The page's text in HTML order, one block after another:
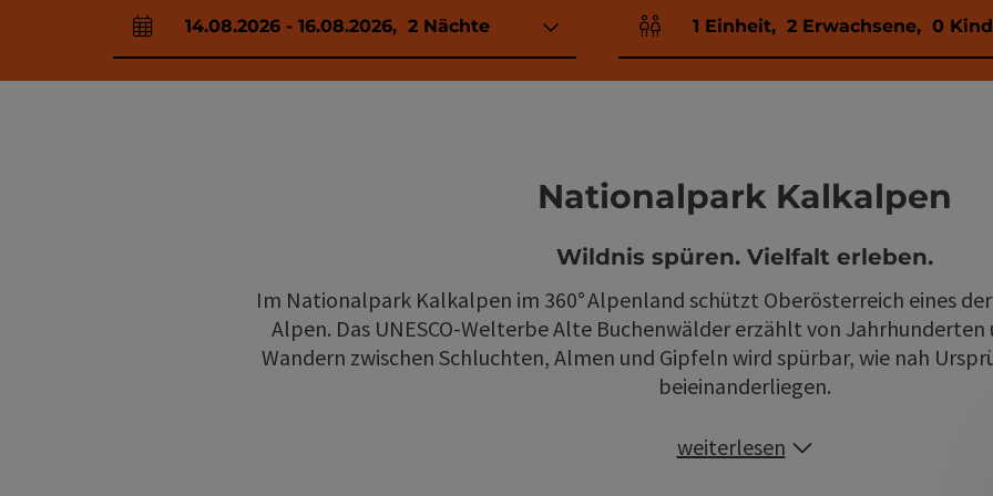
An- und Abreisefelder
14.08.2026 - 16.08.2026, 2 Nächte Einheitenanzahl und Personenfelder
1 Einheit, 2 Erwachsene, 0
Nationalpark Kalkalpen
Wildnis spüren. Vielfalt erleben.
Im Nationalpark Kalkalpen im 360° Alpenland schützt Oberösterreich eines
Alpen. Das UNESCO-Welterbe Alte Buchenwälder erzählt von
Wandern zwischen Schluchten, Almen und Gipfeln wird spürbar, wie nah
beieinanderliegen.
weiterlesen